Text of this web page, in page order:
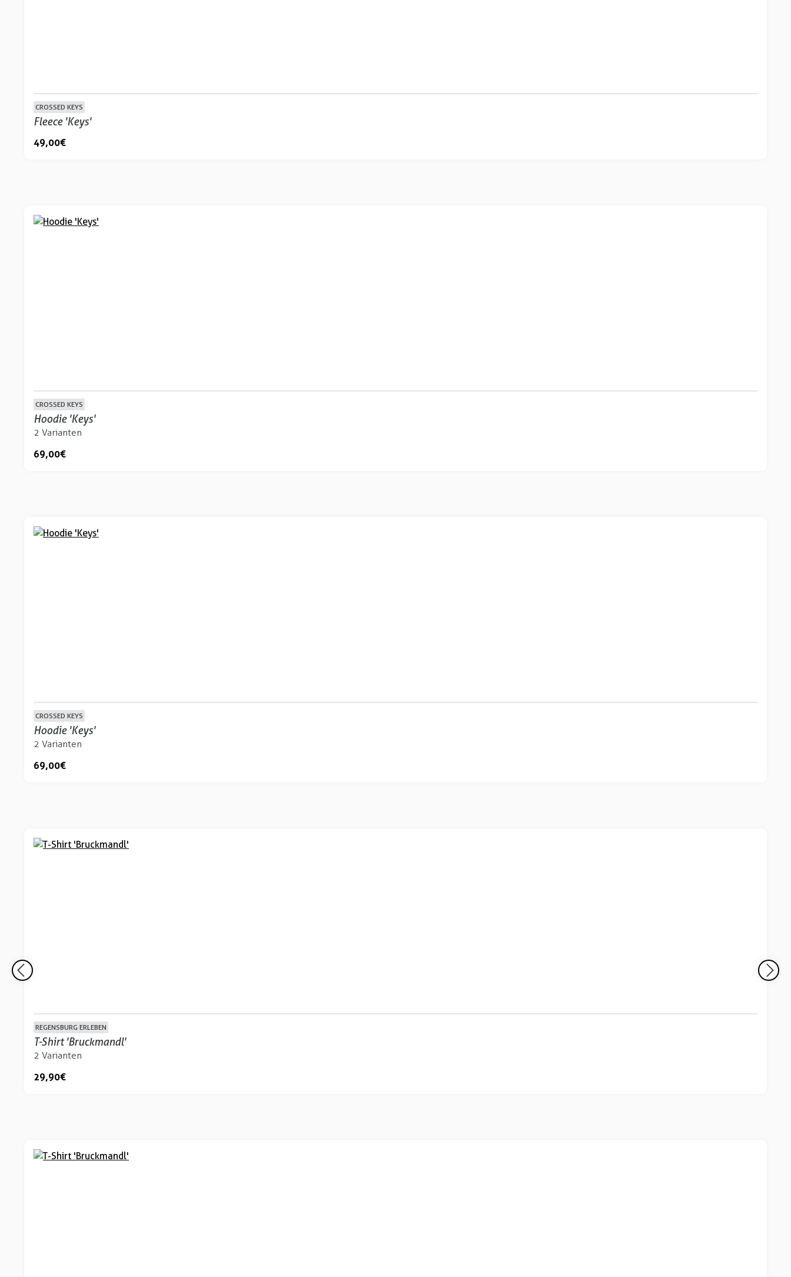
CROSSED KEYS
Fleece 'Keys'
49,00 €
CROSSED KEYS
Hoodie 'Keys'
2 Varianten
69,00 €
CROSSED KEYS
Hoodie 'Keys'
2 Varianten
69,00 €
REGENSBURG ERLEBEN
T-Shirt 'Bruckmandl'
2 Varianten
29,90 €